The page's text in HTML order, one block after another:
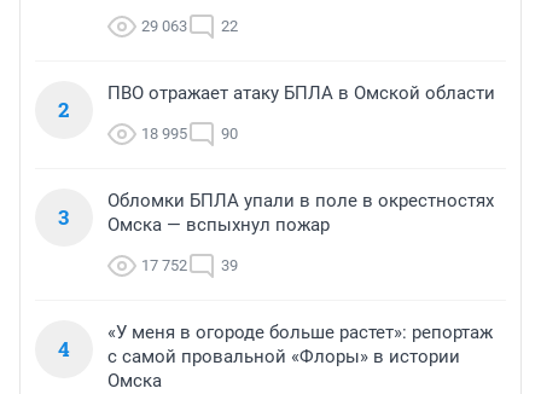
29 063 22
2
ПВО отражает атаку БПЛА в Омской области
18 995 90
3
Обломки БПЛА упали в поле в окрестностях
Омска — вспыхнул пожар
17 752 39
4
«У меня в огороде больше растет»: репортаж
с самой провальной «Флоры» в истории
Омска